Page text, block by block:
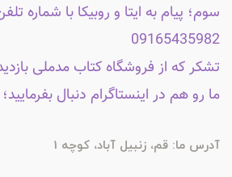
سوم؛ پیام به ایتا و روبیکا با شماره
09165435982
تشکر که از فروشگاه کتاب مدملی
ما رو هم در اینستاگرام دنبال بفرمایید؛
آدرس ما: قم، زنبیل آباد، کوچه 1